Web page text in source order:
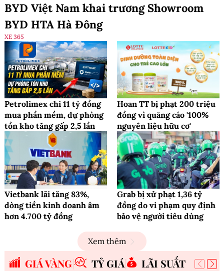
BYD Việt Nam khai trương Showroom
BYD HTA Hà Đông
XE 365
Petrolimex chi 11 tỷ đồng
mua phần mềm, dự phòng
tồn kho tăng gấp 2,5 lần
Hoan TT bị phạt 200 triệu
đồng vì quảng cáo '100%
nguyên liệu hữu cơ'
Vietbank lãi tăng 83%,
dòng tiền kinh doanh âm
hơn 4.700 tỷ đồng
Grab bị xử phạt 1,36 tỷ
đồng do vi phạm quy định
bảo vệ người tiêu dùng
Xem thêm
GIÁ VÀNG TỶ GIÁ LÃI SUẤT